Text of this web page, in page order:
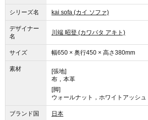
シリーズ名 kai sofa (カイ ソファ)
デザイナー
名
川端 昭登 (カワバタ アキト)
サイズ 幅650 × 奥行450 × 高さ380mm
素材
[張地]
布，本革
[脚]
ウォールナット，ホワイトアッシュ
ブランド国 日本